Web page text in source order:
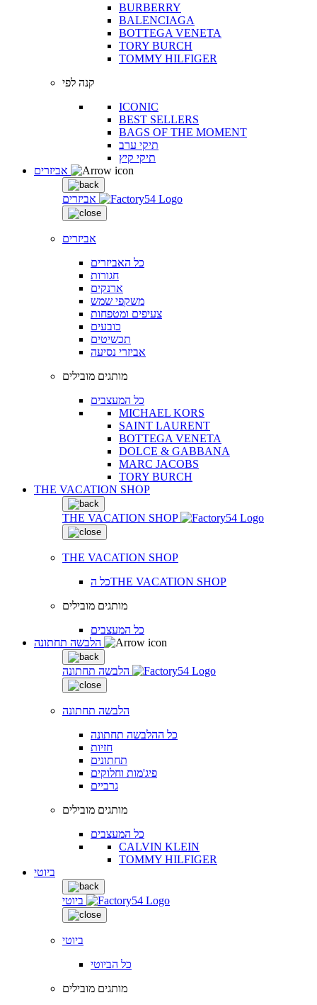
BURBERRY
BALENCIAGA
BOTTEGA VENETA
TORY BURCH
TOMMY HILFIGER
קנה לפי
ICONIC
BEST SELLERS
BAGS OF THE MOMENT
תיקי ערב
תיקי קיץ
אביזרים
אביזרים
כל האביזרים
חגורות
ארנקים
משקפי שמש
צעיפים ומטפחות
כובעים
תכשיטים
אביזרי נסיעה
מותגים מובילים
כל המעצבים
MICHAEL KORS
SAINT LAURENT
BOTTEGA VENETA
DOLCE & GABBANA
MARC JACOBS
TORY BURCH
THE VACATION SHOP
THE VACATION SHOP
THE VACATION SHOP
כל הTHE VACATION SHOP
מותגים מובילים
כל המעצבים
הלבשה תחתונה
הלבשה תחתונה
כל ההלבשה תחתונה
חזיות
תחתונים
פיג'מות וחלוקים
גרביים
מותגים מובילים
כל המעצבים
CALVIN KLEIN
TOMMY HILFIGER
ביוטי
ביוטי
ביוטי
כל הביוטי
מותגים מובילים